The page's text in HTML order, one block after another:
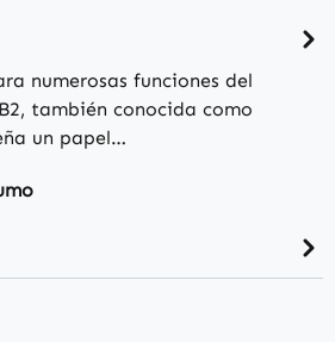
numerosas funciones del
también conocida como
un papel…